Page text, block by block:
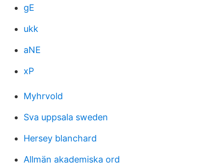
gE
ukk
aNE
xP
Myhrvold
Sva uppsala sweden
Hersey blanchard
Allmän akademiska ord